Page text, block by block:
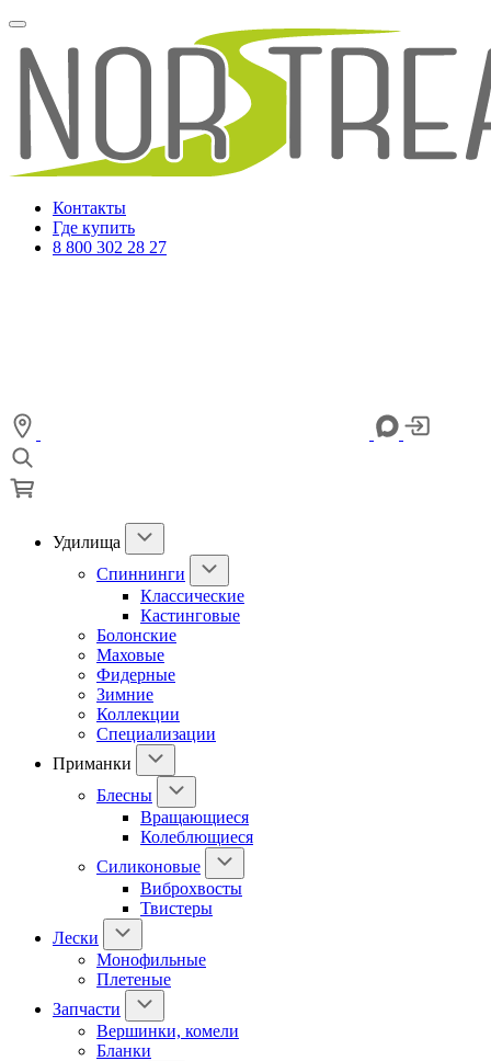
Контакты
Где купить
8 800 302 28 27
Удилища
Спиннинги
Классические
Кастинговые
Болонские
Маховые
Фидерные
Зимние
Коллекции
Специализации
Приманки
Блесны
Вращающиеся
Колеблющиеся
Силиконовые
Виброхвосты
Твистеры
Лески
Монофильные
Плетеные
Запчасти
Вершинки, комели
Бланки